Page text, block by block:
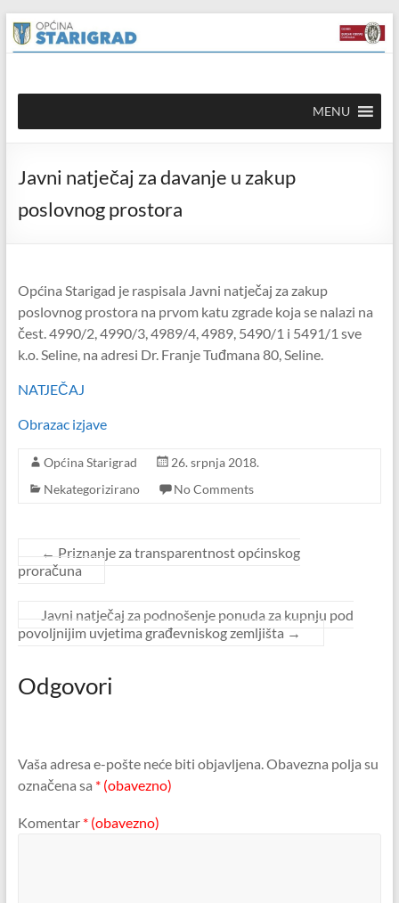
content
Skip
to
content
Općina
Starigrad
mrežna
stranica
MENU
Javni natječaj za davanje u zakup
poslovnog prostora
Općina Starigad je raspisala Javni natječaj za zakup
poslovnog prostora na prvom katu zgrade koja se nalazi na
čest. 4990/2, 4990/3, 4989/4, 4989, 5490/1 i 5491/1 sve
k.o. Seline, na adresi Dr. Franje Tuđmana 80, Seline.
NATJEČAJ
Obrazac izjave
Općina Starigrad
26. srpnja 2018.
Nekategorizirano
No Comments
← Priznanje za transparentnost općinskog
proračuna
Javni natječaj za podnošenje ponuda za kupnju pod
povoljnijim uvjetima građevniskog zemljišta →
Odgovori
Vaša adresa e-pošte neće biti objavljena.Obavezna polja su
označena sa * (obavezno)
Komentar * (obavezno)